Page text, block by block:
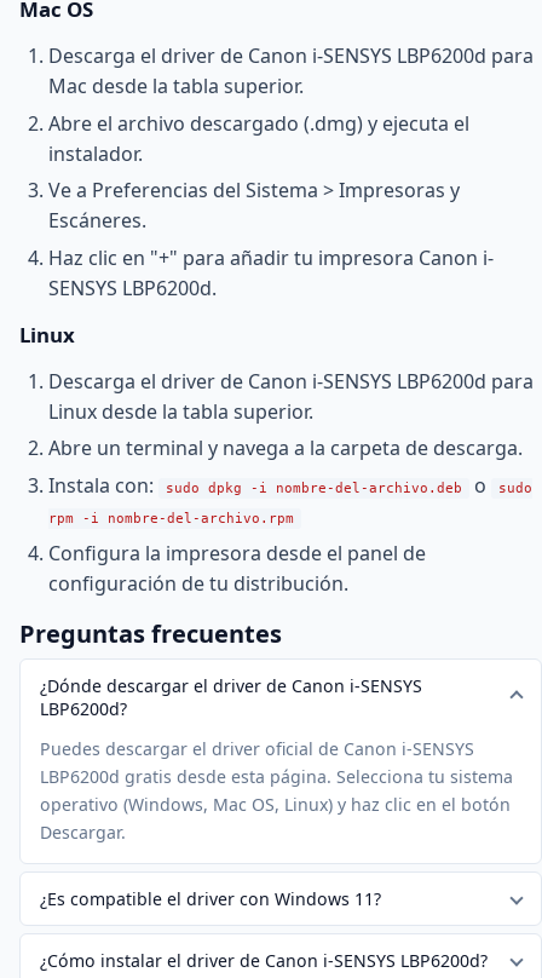
Mac OS
Descarga el driver de Canon i-SENSYS LBP6200d para
Mac desde la tabla superior.
Abre el archivo descargado (.dmg) y ejecuta el
instalador.
Ve a Preferencias del Sistema > Impresoras y
Escáneres.
Haz clic en "+" para añadir tu impresora Canon i-
SENSYS LBP6200d.
Linux
Descarga el driver de Canon i-SENSYS LBP6200d para
Linux desde la tabla superior.
Abre un terminal y navega a la carpeta de descarga.
Instala con:
sudo dpkg -i nombre-del-archivo.deb o
sudo
rpm -i nombre-del-archivo.rpm
Configura la impresora desde el panel de
configuración de tu distribución.
Preguntas frecuentes
¿Dónde descargar el driver de Canon i-SENSYS
LBP6200d?
Puedes descargar el driver oficial de Canon i-SENSYS
LBP6200d gratis desde esta página. Selecciona tu sistema
operativo (Windows, Mac OS, Linux) y haz clic en el botón
Descargar.
¿Es compatible el driver con Windows 11?
¿Cómo instalar el driver de Canon i-SENSYS LBP6200d?